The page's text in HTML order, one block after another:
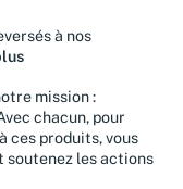
à nos
mission :
chacun, pour
ces produits, vous
soutenez les actions